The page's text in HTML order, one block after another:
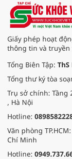
Giấy phép hoạt
thông tin và truyền
Tổng Biên Tập:
Tổng thư ký tòa
Trụ sở chính: Tầng
, Hà Nội
Hotline:
Văn phòng
Chí Minh
Hotline: